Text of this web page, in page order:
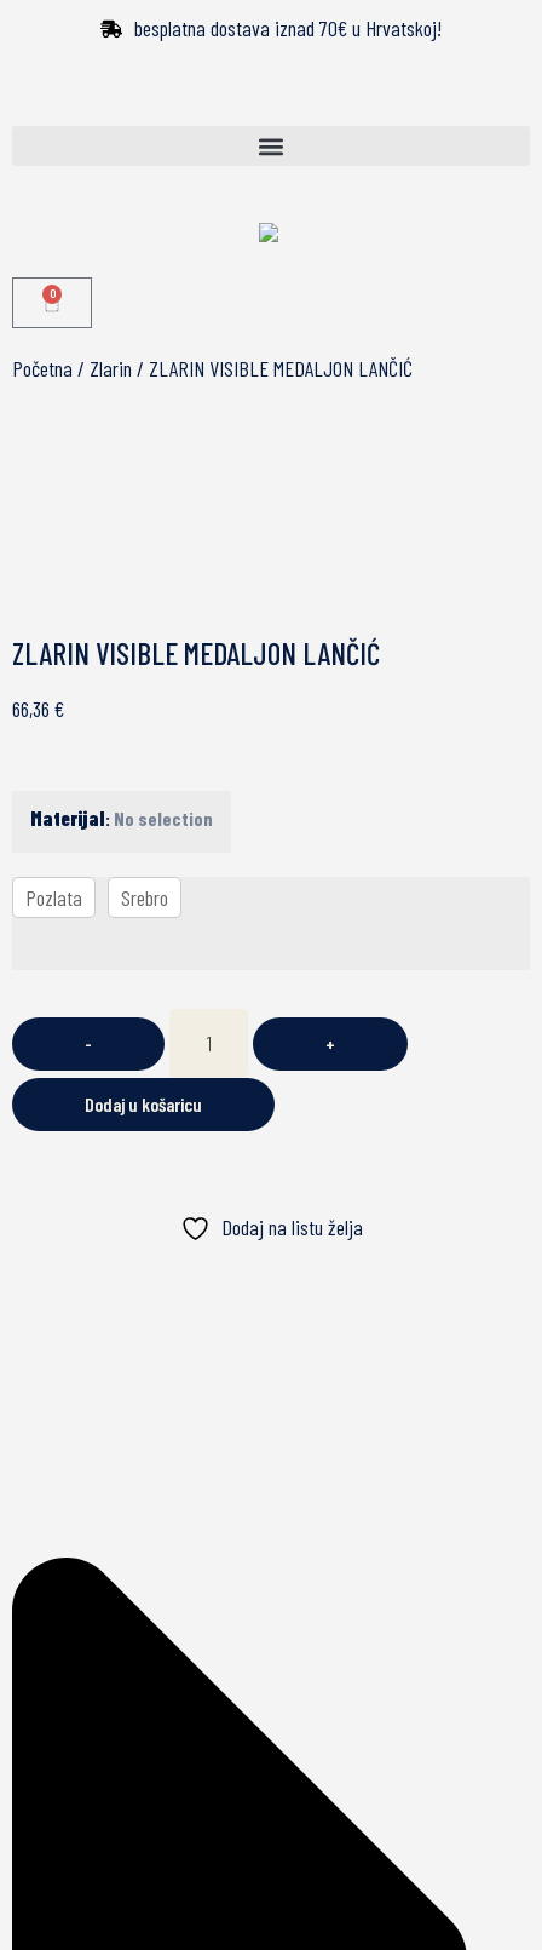
besplatna dostava iznad 70€ u Hrvatskoj!
0
Početna / Zlarin / ZLARIN VISIBLE MEDALJON LANČIĆ
ZLARIN VISIBLE MEDALJON LANČIĆ
66,36 €
Materijal: No selection
Pozlata Srebro
- +
Dodaj u košaricu
Dodaj na listu želja